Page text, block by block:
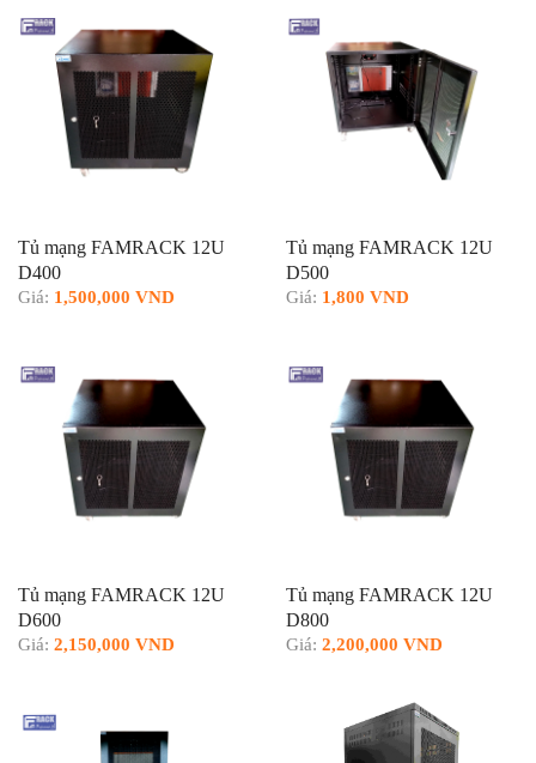
Tủ mạng FAMRACK 12U
D400
Giá: 1,500,000 VND
Tủ mạng FAMRACK 12U
D500
Giá: 1,800 VND
Tủ mạng FAMRACK 12U
D600
Giá: 2,150,000 VND
Tủ mạng FAMRACK 12U
D800
Giá: 2,200,000 VND